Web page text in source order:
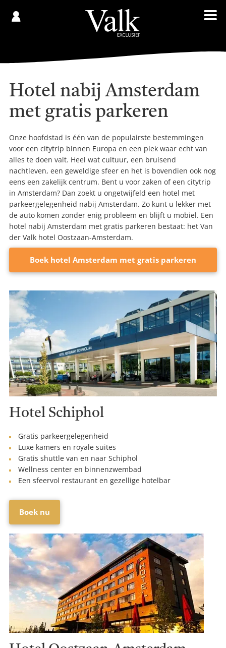
Hotel nabij Amsterdam
met gratis parkeren
Onze hoofdstad is één van de populairste bestemmingen
voor een citytrip binnen Europa en een plek waar echt van
alles te doen valt. Heel wat cultuur, een bruisend
nachtleven, een geweldige sfeer en het is bovendien ook nog
eens een zakelijk centrum. Bent u voor zaken of een citytrip
in Amsterdam? Dan zoekt u ongetwijfeld een hotel met
parkeergelegenheid nabij Amsterdam. Zo kunt u lekker met
de auto komen zonder enig probleem en blijft u mobiel. Een
hotel nabij Amsterdam met gratis parkeren bestaat: het Van
der Valk hotel Oostzaan-Amsterdam.
Boek hotel Amsterdam met gratis parkeren
Hotel Schiphol
Gratis parkeergelegenheid
Luxe kamers en royale suites
Gratis shuttle van en naar Schiphol
Wellness center en binnenzwembad
Een sfeervol restaurant en gezellige hotelbar
Boek nu